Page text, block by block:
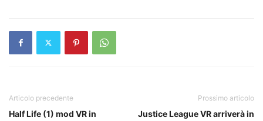
Articolo precedente
Half Life (1) mod VR in
Prossimo articolo
Justice League VR arriverà in